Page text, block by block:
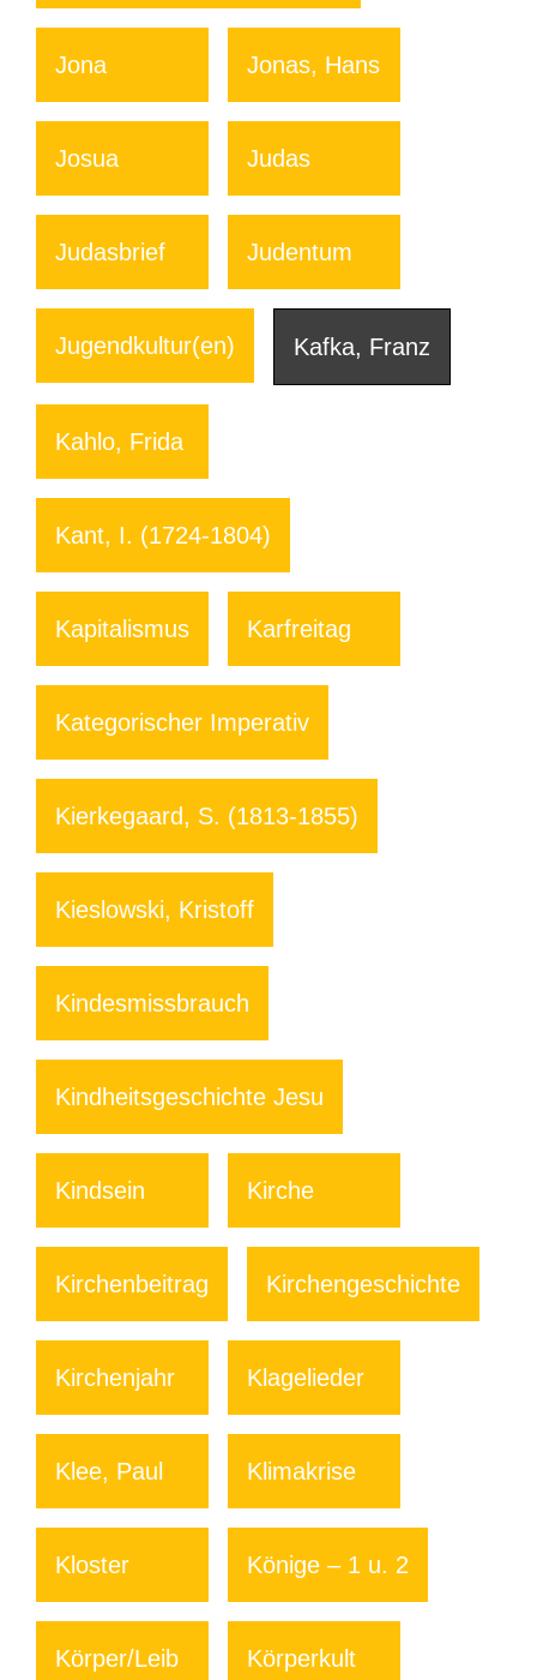
Jona Jonas, Hans
Josua Judas
Judasbrief Judentum
Jugendkultur(en) Kafka, Franz
Kahlo, Frida
Kant, I. (1724-1804)
Kapitalismus Karfreitag
Kategorischer Imperativ
Kierkegaard, S. (1813-1855)
Kieslowski, Kristoff
Kindesmissbrauch
Kindheitsgeschichte Jesu
Kindsein Kirche
Kirchenbeitrag Kirchengeschichte
Kirchenjahr Klagelieder
Klee, Paul Klimakrise
Kloster Könige – 1 u. 2
Körper/Leib Körperkult